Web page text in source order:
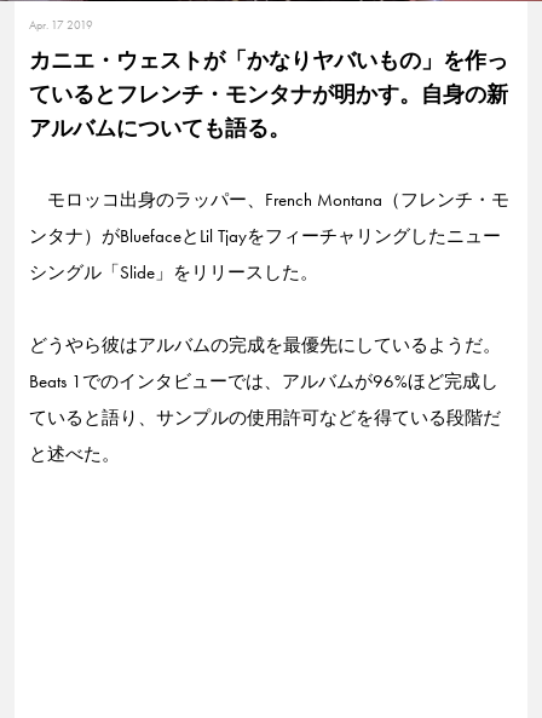
Apr. 17 2019
カニエ・ウェストが「かなりヤバいもの」を作っ
ているとフレンチ・モンタナが明かす。自身の新
アルバムについても語る。
モロッコ出身のラッパー、French Montana（フレンチ・モ
ンタナ）がBluefaceとLil Tjayをフィーチャリングしたニュー
シングル「Slide」をリリースした。
どうやら彼はアルバムの完成を最優先にしているようだ。
Beats 1でのインタビューでは、アルバムが96%ほど完成し
ていると語り、サンプルの使用許可などを得ている段階だ
と述べた。